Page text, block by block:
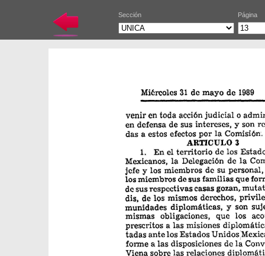
Sección Página